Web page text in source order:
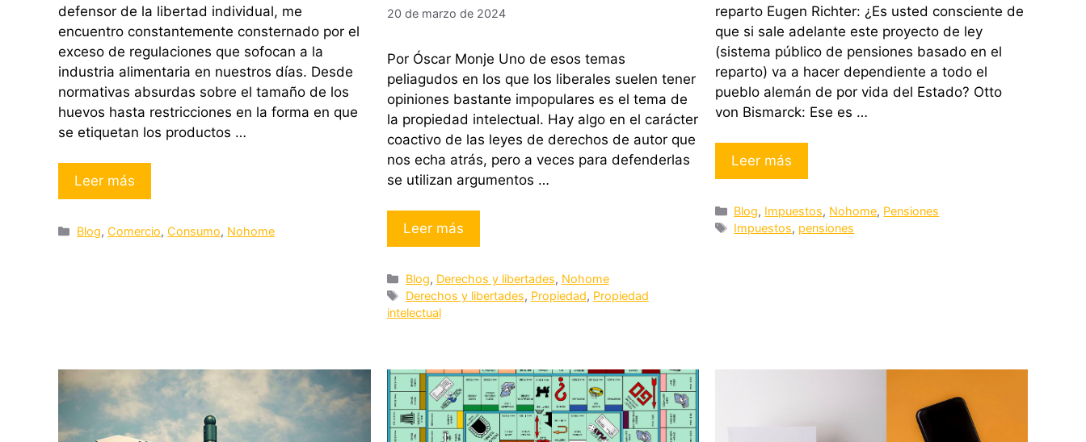
defensor de la libertad individual, me
encuentro constantemente consternado por el
exceso de regulaciones que sofocan a la
industria alimentaria en nuestros días. Desde
normativas absurdas sobre el tamaño de los
huevos hasta restricciones en la forma en que
se etiquetan los productos …
Leer más
Categorías
Blog, Comercio, Consumo, Nohome
20 de marzo de 2024
Por Óscar Monje Uno de esos temas
peliagudos en los que los liberales suelen tener
opiniones bastante impopulares es el tema de
la propiedad intelectual. Hay algo en el carácter
coactivo de las leyes de derechos de autor que
nos echa atrás, pero a veces para defenderlas
se utilizan argumentos …
Leer más
Categorías
Blog, Derechos y libertades, Nohome
Etiquetas
Derechos y libertades, Propiedad, Propiedad
intelectual
reparto Eugen Richter: ¿Es usted consciente de
que si sale adelante este proyecto de ley
(sistema público de pensiones basado en el
reparto) va a hacer dependiente a todo el
pueblo alemán de por vida del Estado? Otto
von Bismarck: Ese es …
Leer más
Categorías
Blog, Impuestos, Nohome, Pensiones
Etiquetas
Impuestos, pensiones